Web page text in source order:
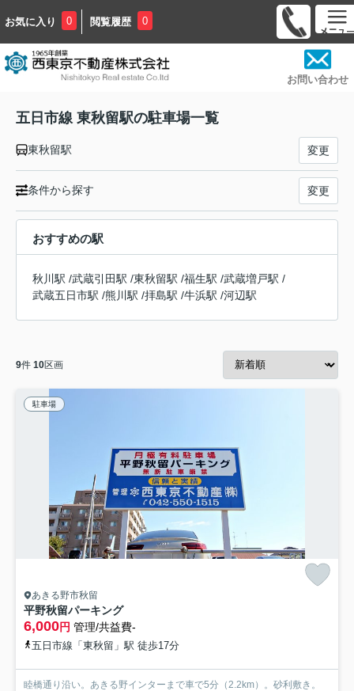
お気に入り 0 閲覧履歴 0
お問い合わせ
五日市線 東秋留駅の駐車場一覧
東秋留駅 変更
条件から探す 変更
おすすめの駅
秋川駅 /武蔵引田駅 /東秋留駅 /福生駅 /武蔵増戸駅 /
武蔵五日市駅 /熊川駅 /拝島駅 /牛浜駅 /河辺駅
9件 10区画
駐車場
あきる野市秋留
平野秋留パーキング
6,000円 管理/共益費-
五日市線「東秋留」駅 徒歩17分
睦橋通り沿い。あきる野インターまで車で5分（2.2km）。砂利敷き。